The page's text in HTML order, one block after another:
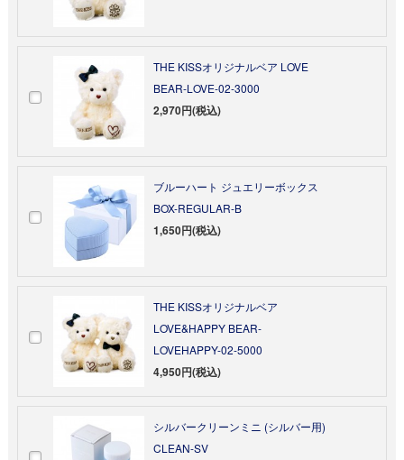
THE KISSオリジナルベア LOVE
BEAR-LOVE-02-3000
2,970円(税込)
ブルーハート ジュエリーボックス
BOX-REGULAR-B
1,650円(税込)
THE KISSオリジナルベア
LOVE&HAPPY BEAR-
LOVEHAPPY-02-5000
4,950円(税込)
シルバークリーンミニ (シルバー用)
CLEAN-SV